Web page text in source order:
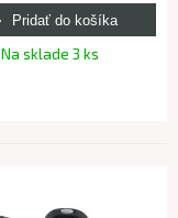
Na sklade 3 ks